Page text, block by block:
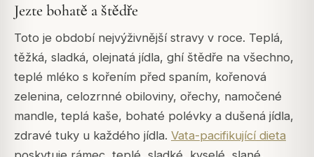
Jezte bohatě a štědře
Toto je období nejvýživnější stravy v roce. Teplá,
těžká, sladká, olejnatá jídla, ghí štědře na všechno,
teplé mléko s kořením před spaním, kořenová
zelenina, celozrnné obiloviny, ořechy, namočené
mandle, teplá kaše, bohaté polévky a dušená jídla,
zdravé tuky u každého jídla. Vata-pacifikující dieta